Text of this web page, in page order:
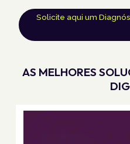
Solicite aqui um
AS MELHORES